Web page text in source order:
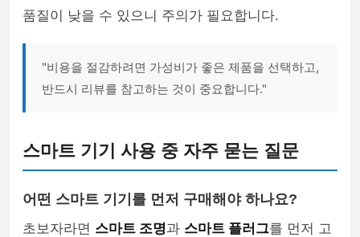
품질이 낮을 수 있으니 주의가 필요합니다.
"비용을 절감하려면 가성비가 좋은 제품을 선택하고,
반드시 리뷰를 참고하는 것이 중요합니다."
스마트 기기 사용 중 자주 묻는 질문
어떤 스마트 기기를 먼저 구매해야 하나요?
초보자라면 스마트 조명과 스마트 플러그를 먼저 고